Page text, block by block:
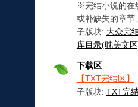
※完结小说的在
或补缺失的章节
子版块: 大众完
库目录(耽美文
下载区
【TXT完结区】
子版块: TXT完